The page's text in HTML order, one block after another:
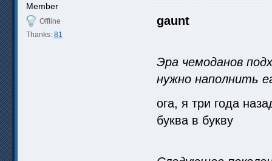
Member
Offline
Thanks: 81
gaunt
Эра чемоданов
нужно наполнить
ога, я три года
буква в букву